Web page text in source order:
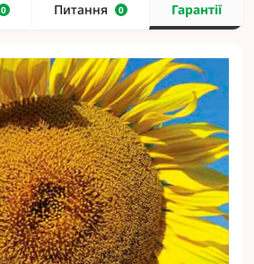
0 Питання 0 Гарантії